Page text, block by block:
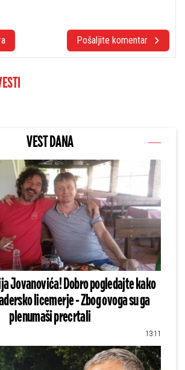
Pošaljite komentar
VEST DANA
Jovanovića! Dobro pogledajte kako
licemerje - Zbog ovoga su ga
plenumaši precrtali
13:11